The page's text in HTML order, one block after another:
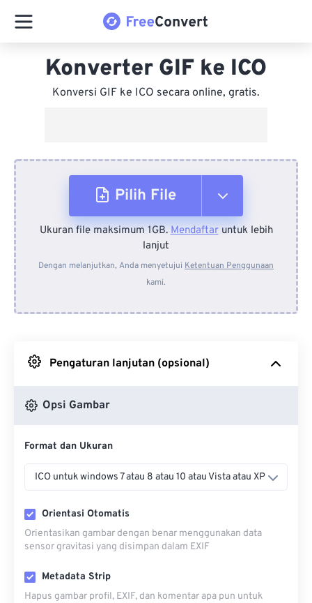
Konverter GIF ke ICO
Konversi GIF ke ICO secara online, gratis.
Pilih File
Dari Perangkat
Dari Dropbox
Ukuran file maksimum 1GB.Mendaftaruntuk lebih
lanjut
Dengan melanjutkan, Anda menyetujui Ketentuan Penggunaan
kami.
Pengaturan lanjutan (opsional)
Opsi Gambar
Format dan Ukuran
ICO untuk windows 7 atau 8 atau 10 atau Vista atau XP
Orientasi Otomatis
Orientasikan gambar dengan benar menggunakan data
sensor gravitasi yang disimpan dalam EXIF
Metadata Strip
Hapus gambar profil, EXIF, dan komentar apa pun untuk